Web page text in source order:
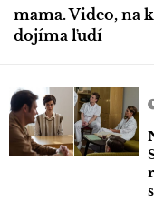
mama. Video, na
dojíma ľudí